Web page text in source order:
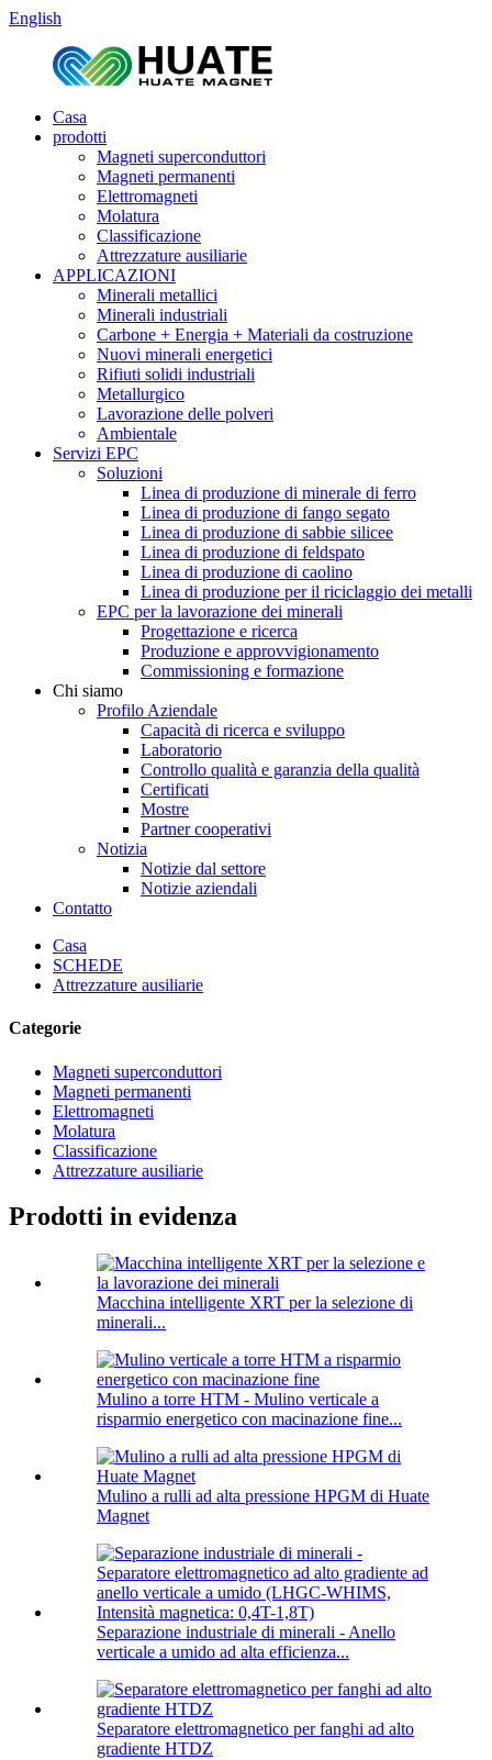
English
Casa
prodotti
Magneti superconduttori
Magneti permanenti
Elettromagneti
Molatura
Classificazione
Attrezzature ausiliarie
APPLICAZIONI
Minerali metallici
Minerali industriali
Carbone + Energia + Materiali da costruzione
Nuovi minerali energetici
Rifiuti solidi industriali
Metallurgico
Lavorazione delle polveri
Ambientale
Servizi EPC
Soluzioni
Linea di produzione di minerale di ferro
Linea di produzione di fango segato
Linea di produzione di sabbie silicee
Linea di produzione di feldspato
Linea di produzione di caolino
Linea di produzione per il riciclaggio dei metalli
EPC per la lavorazione dei minerali
Progettazione e ricerca
Produzione e approvvigionamento
Commissioning e formazione
Chi siamo
Profilo Aziendale
Capacità di ricerca e sviluppo
Laboratorio
Controllo qualità e garanzia della qualità
Certificati
Mostre
Partner cooperativi
Notizia
Notizie dal settore
Notizie aziendali
Contatto
Casa
SCHEDE
Attrezzature ausiliarie
Categorie
Magneti superconduttori
Magneti permanenti
Elettromagneti
Molatura
Classificazione
Attrezzature ausiliarie
Prodotti in evidenza
Macchina intelligente XRT per la selezione di
minerali...
Mulino a torre HTM - Mulino verticale a
risparmio energetico con macinazione fine...
Mulino a rulli ad alta pressione HPGM di Huate
Magnet
Separazione industriale di minerali - Anello
verticale a umido ad alta efficienza...
Separatore elettromagnetico per fanghi ad alto
gradiente HTDZ